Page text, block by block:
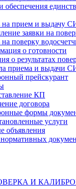
обеспечения
на прием и выдачу
заявки на
на поверку
о готовности
о результатах
приема и выдачи
прейскурант
КП
договора
формы
услуги
объявления
И